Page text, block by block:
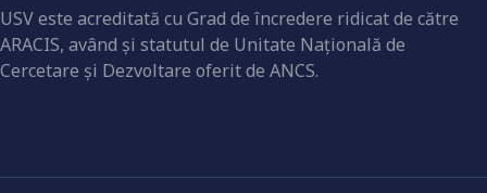
USV este acreditată cu Grad de încredere ridicat de către
ARACIS, având şi statutul de Unitate Naţională de
Cercetare şi Dezvoltare oferit de ANCS.